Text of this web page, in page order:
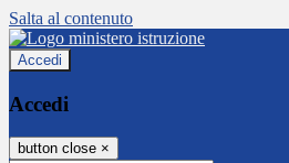
Salta al contenuto
Accedi
Accedi
button close ×